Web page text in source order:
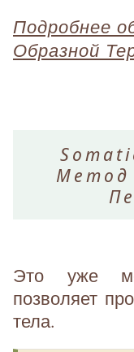
Подробнее
Образной
Метод
Это уже
позволяет
тела.